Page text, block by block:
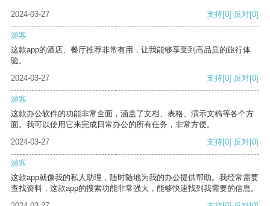
2024-03-27 支持[0] 反对[0]
游客
这款app的酒店、餐厅推荐非常有用，让我能够享受到高品质的旅行体
验。
2024-03-27
支持[0] 反对[0]
游客
这款办公软件的功能非常全面，涵盖了文档、表格、演示文稿等各个方
面。我可以使用它来完成日常办公的所有任务，非常方便。
2024-03-27
支持[0] 反对[0]
游客
这款app就像我的私人助理，随时随地为我的办公提供帮助。我经常需要
查找资料，这款app的搜索功能非常强大，能够快速找到我需要的信息。